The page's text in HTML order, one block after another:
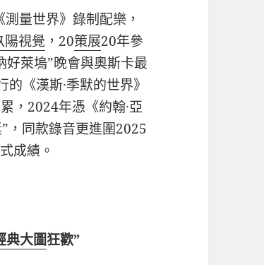
量世界》錄制配樂，
陽視覺 ，20策展20年參
萊塢”晚會與奧斯卡最
《漢斯·季默的世界》
，2024年憑《約翰·亞
，同款錄音更進圍2025
成績。
典大圖狂歡”